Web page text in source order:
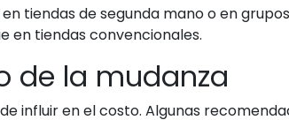
tiendas de segunda mano o en
en tiendas convencionales.
de la mudanza
influir en el costo. Algunas